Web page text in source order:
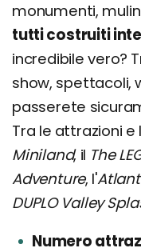
monumenti,
tutti costruiti
incredibile vero?
show, spettacoli,
passerete
Tra le attrazioni
Miniland, il The
Adventure, l'
DUPLO Valley
Numero